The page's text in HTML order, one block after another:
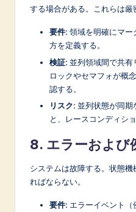
する場合がある。これらは厳
要件: 領域を明確にマー
方を定義する。
検証: 並列領域間で共有
ロックやセマフォが概
認する。
リスク: 並列状態が同期
と、レースコンディシ
8. エラーおよび
システムは故障する。状態
ればならない。
要件: エラーイベント（